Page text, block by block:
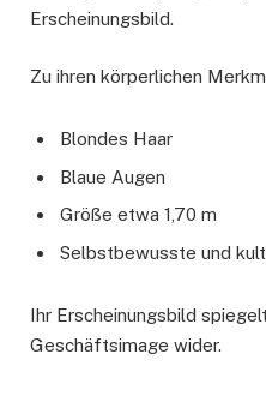
Erscheinungsbild.
Zu ihren körperlichen
Blondes Haar
Blaue Augen
Größe etwa 1,70 m
Selbstbewusste und
Ihr Erscheinungsbild
Geschäftsimage wider.